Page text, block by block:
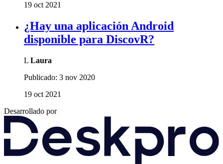
19 oct 2021
¿Hay una aplicación Android
disponible para DiscovR?
L Laura
Publicado: 3 nov 2020
19 oct 2021
Desarrollado por